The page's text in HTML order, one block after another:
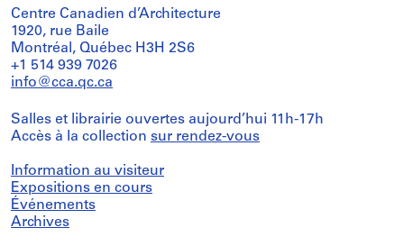
Centre Canadien d’Architecture
1920, rue Baile
Montréal, Québec H3H 2S6
+1 514 939 7026
info@cca.qc.ca
Salles et librairie ouvertes aujourd’hui 11h-17h
Accès à la collection sur rendez-vous
Information au visiteur
Expositions en cours
Événements
Archives